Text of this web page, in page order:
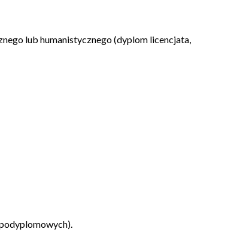
lub humanistycznego (dyplom licencjata,